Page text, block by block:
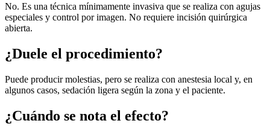
No. Es una técnica mínimamente invasiva que se realiza con agujas
especiales y control por imagen. No requiere incisión quirúrgica
abierta.
¿Duele el procedimiento?
Puede producir molestias, pero se realiza con anestesia local y, en
algunos casos, sedación ligera según la zona y el paciente.
¿Cuándo se nota el efecto?